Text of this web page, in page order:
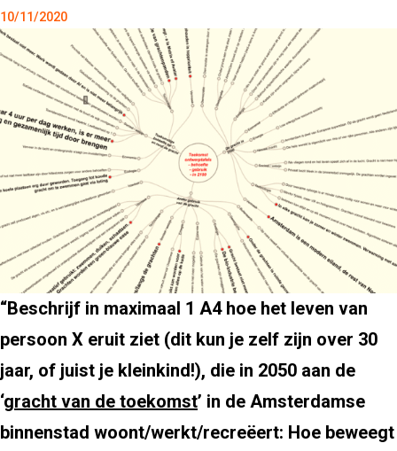
10/11/2020
“Beschrijf in maximaal 1 A4 hoe het leven van
persoon X eruit ziet (dit kun je zelf zijn over 30
jaar, of juist je kleinkind!), die in 2050 aan de
‘gracht van de toekomst’ in de Amsterdamse
binnenstad woont/werkt/recreëert: Hoe beweegt